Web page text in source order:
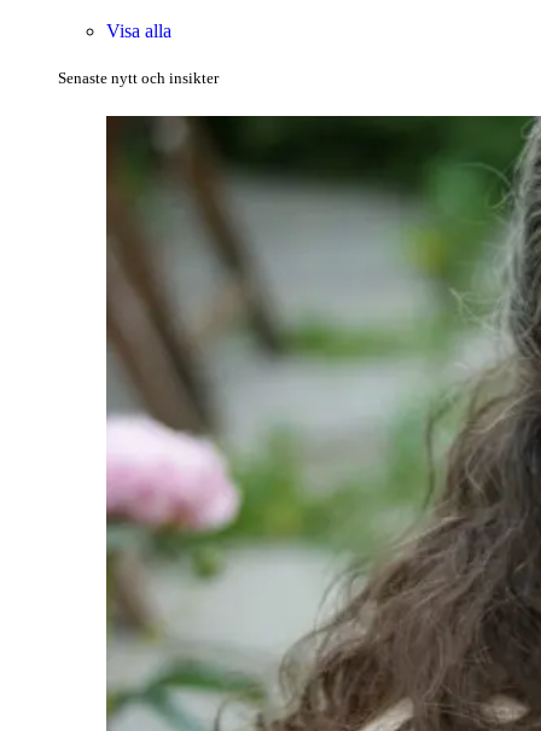
Visa alla
Senaste nytt och insikter